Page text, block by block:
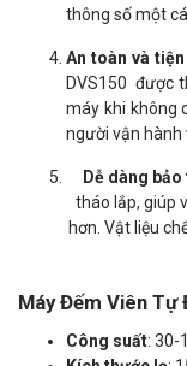
thông số một
An toàn và
DVS150 được
máy khi không
người vận hành
Dễ dàng
tháo lắp, giúp
hơn. Vật liệu
Máy Đếm Viên Tự
Công suất: 30-